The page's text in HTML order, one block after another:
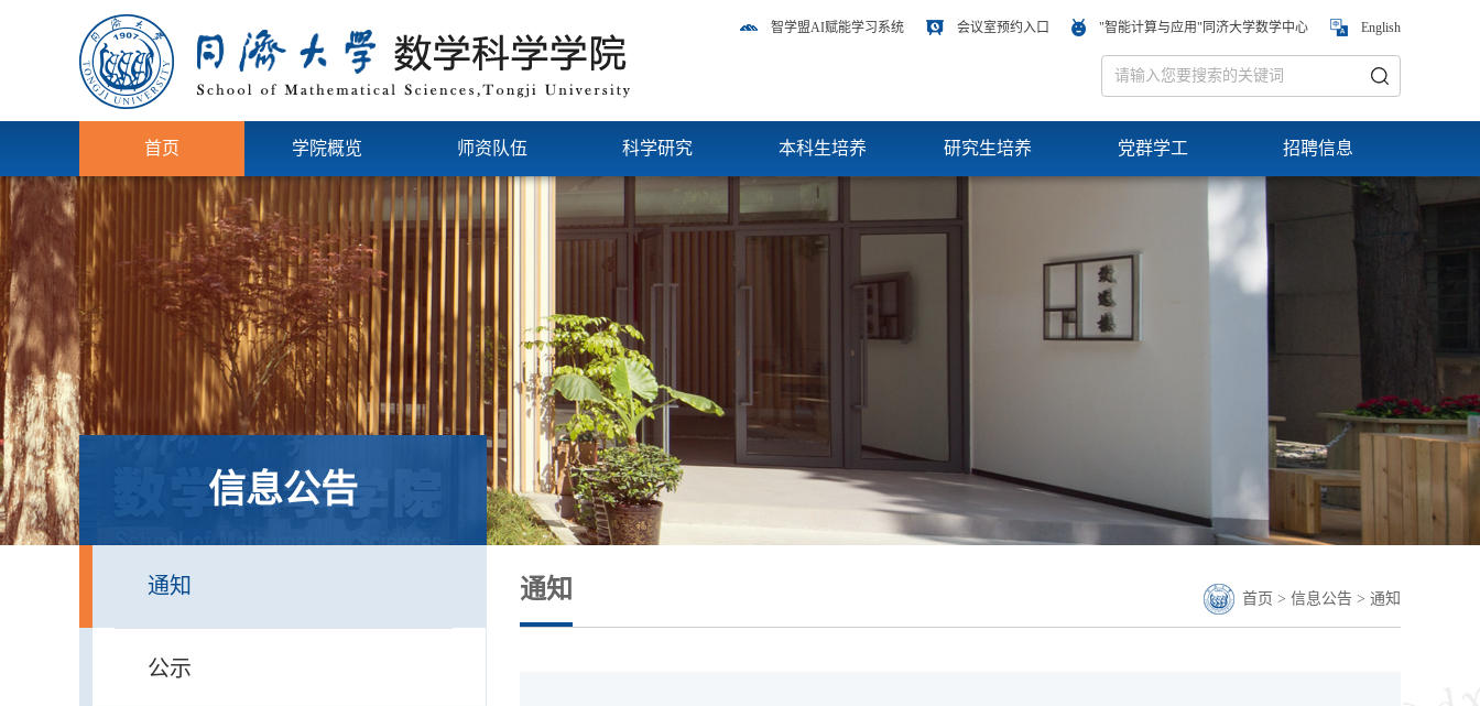
智学盟AI赋能学习系统 会议室预约入口 "智能计算与应用"同济大学数学中心 English
首页 学院概览 师资队伍 科学研究 本科生培养 研究生培养 党群学工 招聘信息
信息公告
通知
公示
通知 首页 > 信息公告 > 通知